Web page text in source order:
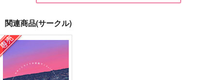
reminisce
皐月晴れ
1,320円（税込）
関連商品(サークル)